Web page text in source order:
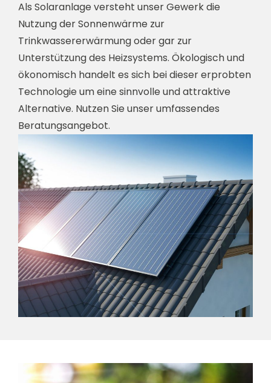
Als Solaranlage versteht unser Gewerk die
Nutzung der Sonnenwärme zur
Trinkwassererwärmung oder gar zur
Unterstützung des Heizsystems. Ökologisch und
ökonomisch handelt es sich bei dieser erprobten
Technologie um eine sinnvolle und attraktive
Alternative. Nutzen Sie unser umfassendes
Beratungsangebot.